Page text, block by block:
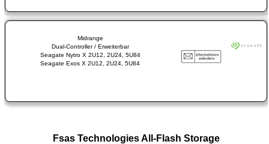
Midrange
Dual-Controller / Erweiterbar
Seagate Nytro X 2U12, 2U24, 5U84
Seagate Exos X 2U12, 2U24, 5U84
Fsas Technologies All-Flash Storage